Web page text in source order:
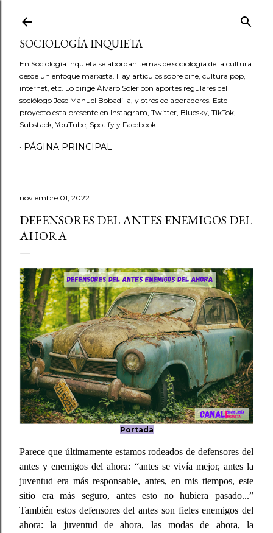
SOCIOLOGÍA INQUIETA
En Sociología Inquieta se abordan temas de sociología de la cultura
desde un enfoque marxista. Hay artículos sobre cine, cultura pop,
internet, etc. Lo dirige Álvaro Soler con aportes regulares del
sociólogo Jose Manuel Bobadilla, y otros colaboradores. Este
proyecto esta presente en Instagram, Twitter, Bluesky, TikTok,
Substack, YouTube, Spotify y Facebook.
PÁGINA PRINCIPAL
noviembre 01, 2022
DEFENSORES DEL ANTES ENEMIGOS DEL
AHORA
Portada
Parece que últimamente estamos rodeados de defensores del
antes y enemigos del ahora: “antes se vivía mejor, antes la
juventud era más responsable, antes, en mis tiempos, este
sitio era más seguro, antes esto no hubiera pasado...”
También estos defensores del antes son fieles enemigos del
ahora: la juventud de ahora, las modas de ahora, la